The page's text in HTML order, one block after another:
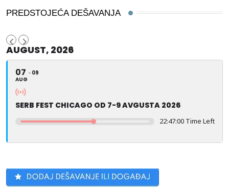
PREDSTOJEĆA DEŠAVANJA
AUGUST, 2026
07
AUG
09
SERB FEST CHICAGO OD 7-9 AVGUSTA 2026
22:47:00 Time Left